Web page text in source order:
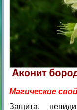
Магические
Защита,